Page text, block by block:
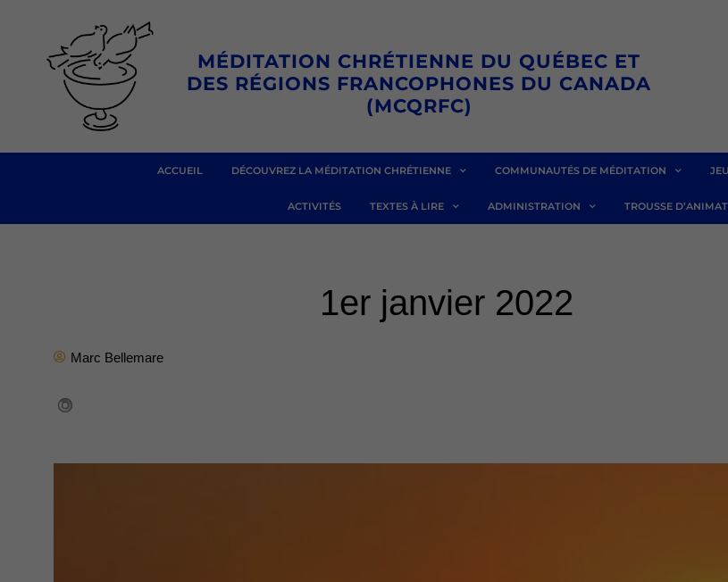
contenu
MÉDITATION CHRÉTIENNE DU QUÉBEC ET
DES RÉGIONS FRANCOPHONES DU CANADA
(MCQRFC)
ACCUEIL DÉCOUVREZ LA MÉDITATION CHRÉTIENNE COMMUNAUTÉS DE MÉDITATION
ACTIVITÉS TEXTES À LIRE ADMINISTRATION TROUSSE
1er janvier 2022
Marc Bellemare